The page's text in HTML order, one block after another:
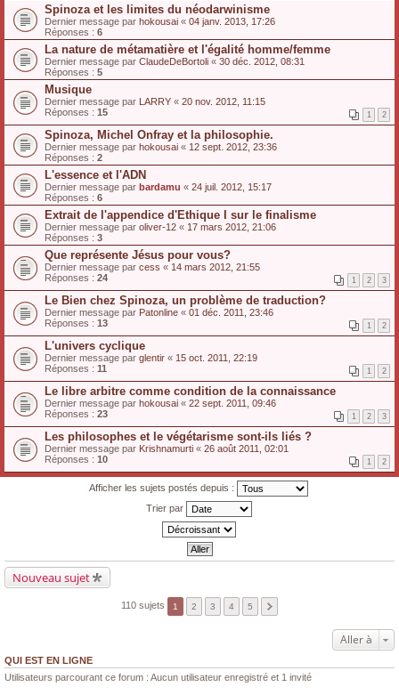
Spinoza et les limites du néodarwinisme
Dernier message par hokousai « 04 janv. 2013, 17:26
Réponses : 6
La nature de métamatière et l'égalité homme/femme
Dernier message par ClaudeDeBortoli « 30 déc. 2012, 08:31
Réponses : 5
Musique
Dernier message par LARRY « 20 nov. 2012, 11:15
Réponses : 15 1 2
Spinoza, Michel Onfray et la philosophie.
Dernier message par hokousai « 12 sept. 2012, 23:36
Réponses : 2
L'essence et l'ADN
Dernier message par bardamu « 24 juil. 2012, 15:17
Réponses : 6
Extrait de l'appendice d'Ethique I sur le finalisme
Dernier message par oliver-12 « 17 mars 2012, 21:06
Réponses : 3
Que représente Jésus pour vous?
Dernier message par cess « 14 mars 2012, 21:55
Réponses : 24 1 2 3
Le Bien chez Spinoza, un problème de traduction?
Dernier message par Patonline « 01 déc. 2011, 23:46
Réponses : 13 1 2
L'univers cyclique
Dernier message par glentir « 15 oct. 2011, 22:19
Réponses : 11 1 2
Le libre arbitre comme condition de la connaissance
Dernier message par hokousai « 22 sept. 2011, 09:46
Réponses : 23 1 2 3
Les philosophes et le végétarisme sont-ils liés ?
Dernier message par Krishnamurti « 26 août 2011, 02:01
Réponses : 10 1 2
Afficher les sujets postés depuis :
Trier par
Nouveau sujet
110 sujets 1 2 3 4 5
Aller à
QUI EST EN LIGNE
Utilisateurs parcourant ce forum : Aucun utilisateur enregistré et 1 invité